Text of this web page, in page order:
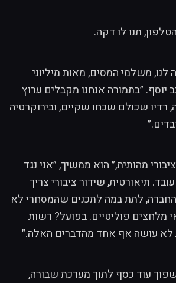
תנו לו דקה.
לנו, משלמי המסים, מאות מיליוני
יוסף. ״בתמורה אנחנו מקבלים ערוץ
שכולם שכחו שקיים, ובירוקרטיה
מהותית,״ הוא ממשיך, ״אני נגד
תיאורטית, שידור ציבורי צריך
לתת במה לתכנים שהמסחרי לא
מלחצים פוליטיים. בפועל? רשות
לא עושה אף אחד מהדברים האלה.״
עוד כסף לתוך מערכת שבורה,